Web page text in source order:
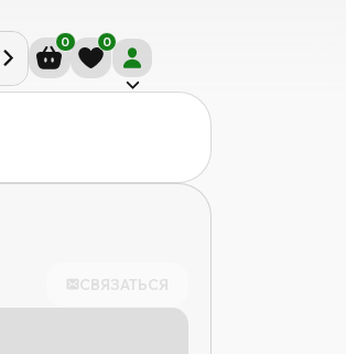
0 0
СВЯЗАТЬСЯ